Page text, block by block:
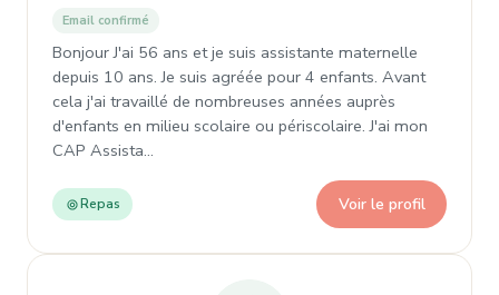
Email confirmé
Bonjour J'ai 56 ans et je suis assistante maternelle
depuis 10 ans. Je suis agréée pour 4 enfants. Avant
cela j'ai travaillé de nombreuses années auprès
d'enfants en milieu scolaire ou périscolaire. J'ai mon
CAP Assista…
Repas Voir le profil